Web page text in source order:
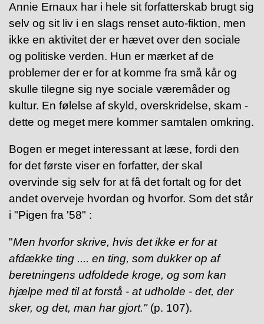
Annie Ernaux har i hele sit forfatterskab brugt sig
selv og sit liv i en slags renset auto-fiktion, men
ikke en aktivitet der er hævet over den sociale
og politiske verden. Hun er mærket af de
problemer der er for at komme fra små kår og
skulle tilegne sig nye sociale væremåder og
kultur. En følelse af skyld, overskridelse, skam -
dette og meget mere kommer samtalen omkring.
Bogen er meget interessant at læse, fordi den
for det første viser en forfatter, der skal
overvinde sig selv for at få det fortalt og for det
andet overveje hvordan og hvorfor. Som det står
i "Pigen fra '58" :
"Men hvorfor skrive, hvis det ikke er for at
afdække ting .... en ting, som dukker op af
beretningens udfoldede kroge, og som kan
hjælpe med til at forstå - at udholde - det, der
sker, og det, man har gjort." (p. 107).